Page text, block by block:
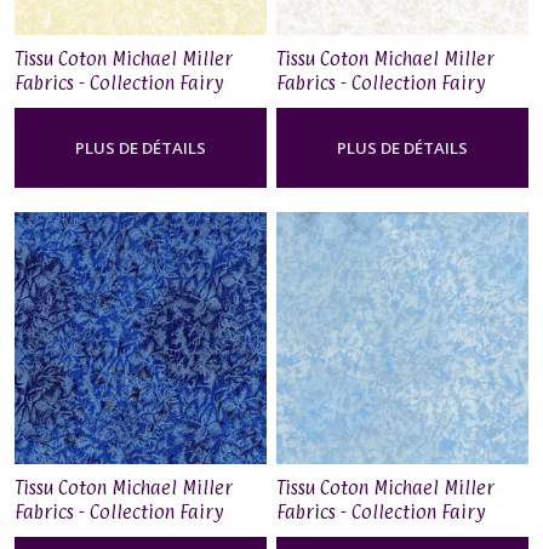
Tissu Coton Michael Miller
Fabrics - Collection Fairy
Frost - Icing
PLUS DE DÉTAILS
Tissu Coton Michael Miller
Fabrics - Collection Fairy
Frost - Snow
PLUS DE DÉTAILS
Tissu Coton Michael Miller
Fabrics - Collection Fairy
Frost - Blue
Tissu Coton Michael Miller
Fabrics - Collection Fairy
Frost - Powder Blue